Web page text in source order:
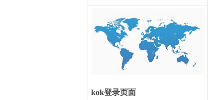
kok登录页面